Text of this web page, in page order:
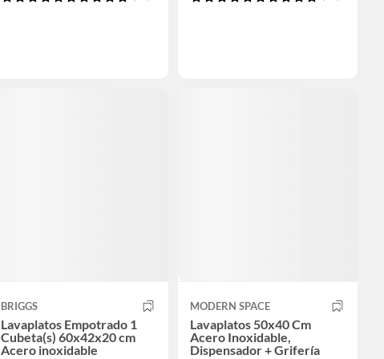
BRIGGS
Lavaplatos Empotrado 1
Cubeta(s) 60x42x20 cm
Acero inoxidable
MODERN SPACE
Lavaplatos 50x40 Cm
Acero Inoxidable,
Dispensador + Grifería